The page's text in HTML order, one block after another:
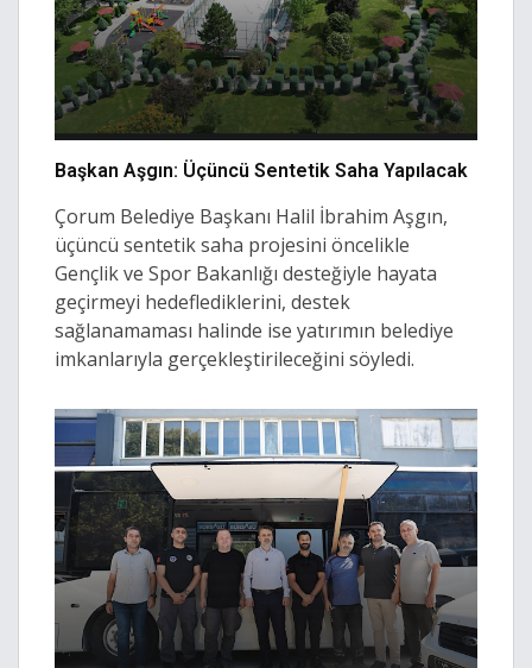
Başkan Aşgın: Üçüncü Sentetik Saha Yapılacak
Çorum Belediye Başkanı Halil İbrahim Aşgın,
üçüncü sentetik saha projesini öncelikle
Gençlik ve Spor Bakanlığı desteğiyle hayata
geçirmeyi hedeflediklerini, destek
sağlanamaması halinde ise yatırımın belediye
imkanlarıyla gerçekleştirileceğini söyledi.